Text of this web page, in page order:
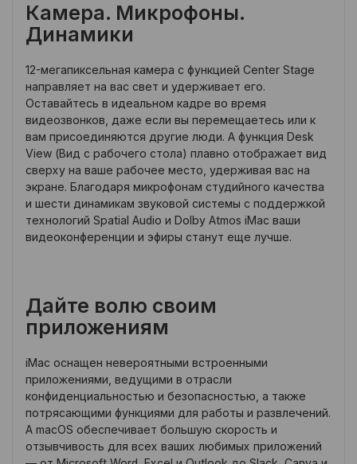
Камера. Микрофоны.
Динамики
12-мегапиксельная камера с функцией Center Stage
направляет на вас свет и удерживает его.
Оставайтесь в идеальном кадре во время
видеозвонков, даже если вы перемещаетесь или к
вам присоединяются другие люди. А функция Desk
View (Вид с рабочего стола) плавно отображает вид
сверху на ваше рабочее место, удерживая вас на
экране. Благодаря микрофонам студийного качества
и шести динамикам звуковой системы с поддержкой
технологий Spatial Audio и Dolby Atmos iMac ваши
видеоконференции и эфиры станут еще лучше.
Дайте волю своим
приложениям
iMac оснащен невероятными встроенными
приложениями, ведущими в отрасли
конфиденциальностью и безопасностью, а также
потрясающими функциями для работы и развлечений.
А macOS обеспечивает большую скорость и
отзывчивость для всех ваших любимых приложений